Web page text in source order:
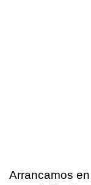
Arrancamos